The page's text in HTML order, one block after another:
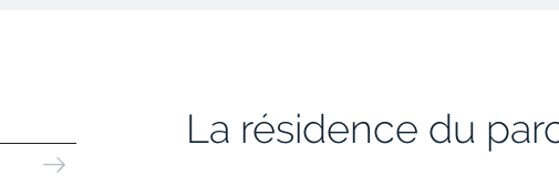
La résidence du